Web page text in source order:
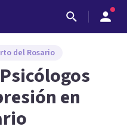
del Rosario
en